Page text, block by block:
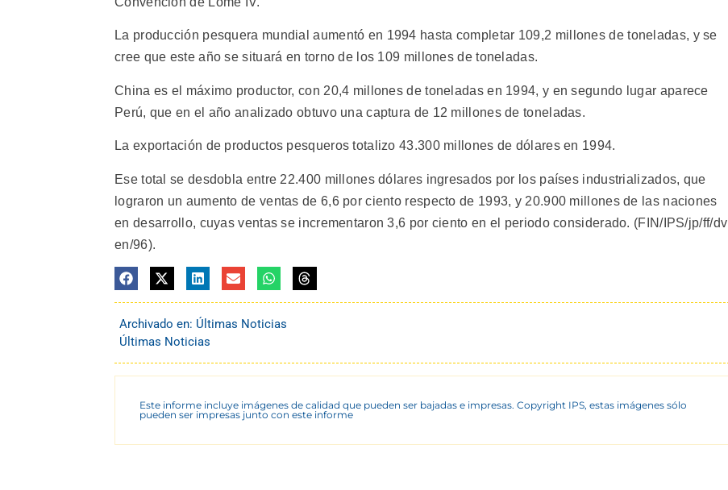
La producción pesquera mundial aumentó en 1994 hasta completar 109,2 millones de toneladas, y se
cree que este año se situará en torno de los 109 millones de toneladas.
China es el máximo productor, con 20,4 millones de toneladas en 1994, y en segundo lugar aparece
Perú, que en el año analizado obtuvo una captura de 12 millones de toneladas.
La exportación de productos pesqueros totalizo 43.300 millones de dólares en 1994.
Ese total se desdobla entre 22.400 millones dólares ingresados por los países industrializados, que
lograron un aumento de ventas de 6,6 por ciento respecto de 1993, y 20.900 millones de las naciones
en desarrollo, cuyas ventas se incrementaron 3,6 por ciento en el periodo considerado. (FIN/IPS/jp/ff/dv
en/96).
Archivado en: Últimas Noticias
Últimas Noticias
Este informe incluye imágenes de calidad que pueden ser bajadas e impresas. Copyright IPS, estas imágenes sólo
pueden ser impresas junto con este informe